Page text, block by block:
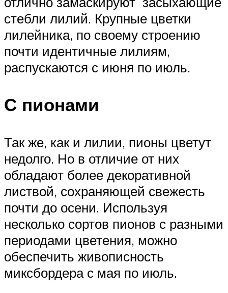
стебли лилий. Крупные цветки
лилейника, по своему строению
почти идентичные лилиям,
распускаются с июня по июль.
С пионами
Так же, как и лилии, пионы цветут
недолго. Но в отличие от них
обладают более декоративной
листвой, сохраняющей свежесть
почти до осени. Используя
несколько сортов пионов с разными
периодами цветения, можно
обеспечить живописность
миксбордера с мая по июль.